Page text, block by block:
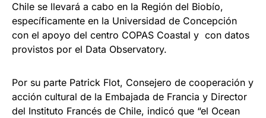
Chile se llevará a cabo en la Región del Biobío,
específicamente en la Universidad de Concepción
con el apoyo del centro COPAS Coastal y con datos
provistos por el Data Observatory.
Por su parte Patrick Flot, Consejero de cooperación y
acción cultural de la Embajada de Francia y Director
del Instituto Francés de Chile, indicó que “el Ocean